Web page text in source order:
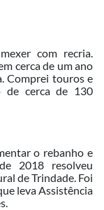
com recria.
cerca de um ano
Comprei touros e
de cerca de 130
o rebanho e
2018 resolveu
de Trindade. Foi
leva Assistência